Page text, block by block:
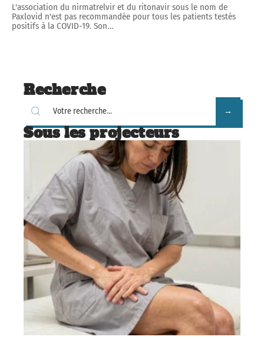
L'association du nirmatrelvir et du ritonavir sous le nom de
Paxlovid n'est pas recommandée pour tous les patients testés
positifs à la COVID-19. Son…
Recherche
Sous les projecteurs